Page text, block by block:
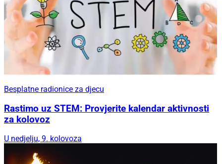
Besplatne radionice za djecu
Rastimo uz STEM: Provjerite kalendar aktivnosti
za kolovoz
U nedjelju, 9. kolovoza